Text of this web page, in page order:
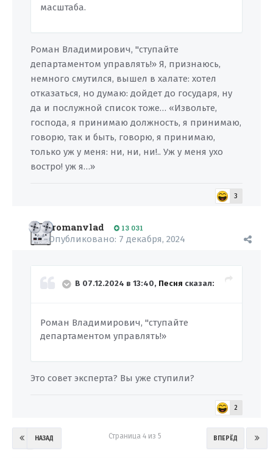
масштаба.
Роман Владимирович, "ступайте
департаментом управлять!» Я, признаюсь,
немного смутился, вышел в халате: хотел
отказаться, но думаю: дойдет до государя, ну
да и послужной список тоже… «Извольте,
господа, я принимаю должность, я принимаю,
говорю, так и быть, говорю, я принимаю,
только уж у меня: ни, ни, ни!.. Уж у меня ухо
востро! уж я…»
3
romanvlad 13 031
Опубликовано: 7 декабря, 2024
В 07.12.2024 в 13:40, Песня сказал:
Роман Владимирович, "ступайте
департаментом управлять!»
Это совет эксперта? Вы уже ступили?
2
НАЗАД ВПЕРЁД
Страница 4 из 5